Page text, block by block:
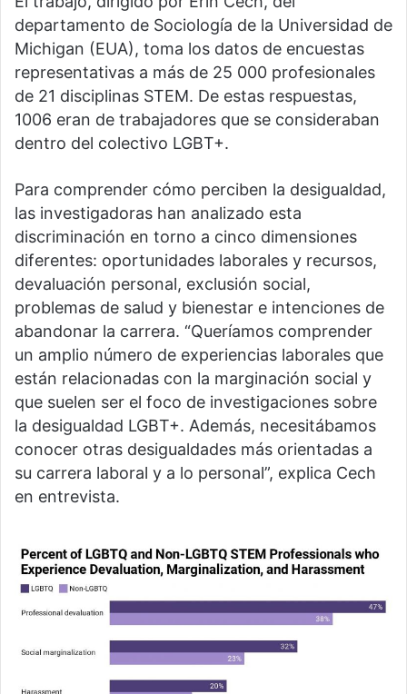
departamento de Sociología de la Universidad de
Michigan (EUA), toma los datos de encuestas
representativas a más de 25 000 profesionales
de 21 disciplinas STEM. De estas respuestas,
1006 eran de trabajadores que se consideraban
dentro del colectivo LGBT+.
Para comprender cómo perciben la desigualdad,
las investigadoras han analizado esta
discriminación en torno a cinco dimensiones
diferentes: oportunidades laborales y recursos,
devaluación personal, exclusión social,
problemas de salud y bienestar e intenciones de
abandonar la carrera. “Queríamos comprender
un amplio número de experiencias laborales que
están relacionadas con la marginación social y
que suelen ser el foco de investigaciones sobre
la desigualdad LGBT+. Además, necesitábamos
conocer otras desigualdades más orientadas a
su carrera laboral y a lo personal”, explica Cech
en entrevista.